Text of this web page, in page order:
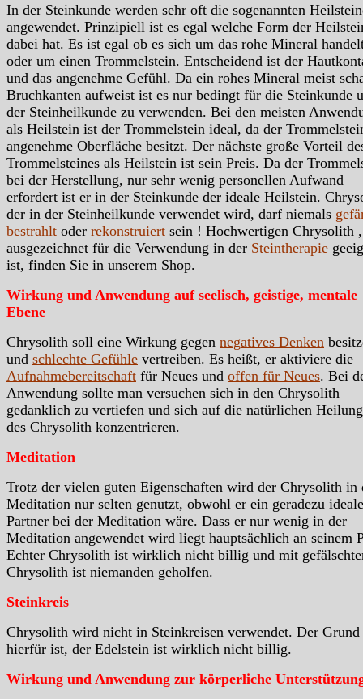
In der Steinkunde werden sehr oft die sogenannten
angewendet. Prinzipiell ist es egal welche Form der
dabei hat. Es ist egal ob es sich um das rohe Mineral
oder um einen Trommelstein. Entscheidend ist der
und das angenehme Gefühl. Da ein rohes Mineral meist
Bruchkanten aufweist ist es nur bedingt für die Steinkunde
der Steinheilkunde zu verwenden. Bei den meisten
als Heilstein ist der Trommelstein ideal, da der
angenehme Oberfläche besitzt. Der nächste große Vorteil
Trommelsteines als Heilstein ist sein Preis. Da der
bei der Herstellung, nur sehr wenig personellen Aufwand
erfordert ist er in der Steinkunde der ideale Heilstein.
der in der Steinheilkunde verwendet wird, darf niemals
bestrahlt oder rekonstruiert sein ! Hochwertigen Chrysolith
ausgezeichnet für die Verwendung in der Steintherapie
ist, finden Sie in unserem Shop.
Wirkung und Anwendung auf seelisch, geistige, mentale
Ebene
Chrysolith soll eine Wirkung gegen negatives Denken
und schlechte Gefühle vertreiben. Es heißt, er aktiviere die
Aufnahmebereitschaft für Neues und offen für Neues. Bei
Anwendung sollte man versuchen sich in den Chrysolith
gedanklich zu vertiefen und sich auf die natürlichen
des Chrysolith konzentrieren.
Meditation
Trotz der vielen guten Eigenschaften wird der Chrysolith in
Meditation nur selten genutzt, obwohl er ein geradezu
Partner bei der Meditation wäre. Dass er nur wenig in der
Meditation angewendet wird liegt hauptsächlich an seinem
Echter Chrysolith ist wirklich nicht billig und mit
Chrysolith ist niemanden geholfen.
Steinkreis
Chrysolith wird nicht in Steinkreisen verwendet. Der Grund
hierfür ist, der Edelstein ist wirklich nicht billig.
Wirkung und Anwendung zur körperliche